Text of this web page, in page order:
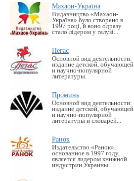
Махаон-Україна
Видавництво «Махаон-
Україна» було створено в
1997 році, й воно одразу
стало лідером у галузі...
Пегас
Основной вид деятельности:
издание детской, обучающей
и научно-популярной
литературы.
Проминь
Основной вид деятельности:
издание детской, обучающей
и научно-популярной
литературы и словарей...
Ранок
Издательство «Ранок»,
основанное в 1997 году,
является лидером книжной
индустрии Украины....